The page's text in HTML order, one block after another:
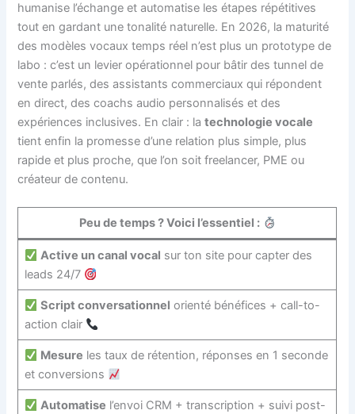
humanise l’échange et automatise les étapes répétitives
tout en gardant une tonalité naturelle. En 2026, la maturité
des modèles vocaux temps réel n’est plus un prototype de
labo : c’est un levier opérationnel pour bâtir des tunnel de
vente parlés, des assistants commerciaux qui répondent
en direct, des coachs audio personnalisés et des
expériences inclusives. En clair : latechnologie vocale
tient enfin la promesse d’une relation plus simple, plus
rapide et plus proche, que l’on soit freelancer, PME ou
créateur de contenu.
Peu de temps ? Voici l’essentiel :
Active un canal vocal sur ton site pour capter des
leads 24/7
Script conversationnel orienté bénéfices + call-to-
action clair
Mesure les taux de rétention, réponses en 1 seconde
et conversions
Automatise l’envoi CRM + transcription + suivi post-